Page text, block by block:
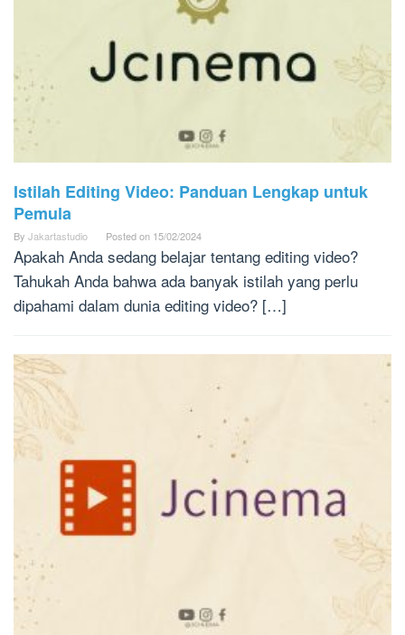
Istilah Editing Video: Panduan Lengkap untuk
Pemula
By Jakartastudio Posted on 15/02/2024
Apakah Anda sedang belajar tentang editing video?
Tahukah Anda bahwa ada banyak istilah yang perlu
dipahami dalam dunia editing video? […]